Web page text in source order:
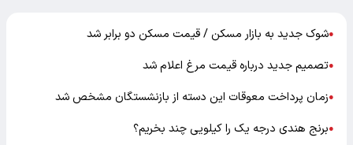
●شوک جدید به بازار مسکن / قیمت مسکن دو برابر شد
●تصمیم جدید درباره قیمت مرغ اعلام شد
●زمان پرداخت معوقات این دسته از بازنشستگان مشخص شد
●برنج هندی درجه یک را کیلویی چند بخریم؟